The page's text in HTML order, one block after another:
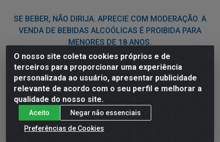
O nosso site coleta cookies próprios e de
terceiros para proporcionar uma experiência
personalizada ao usuário, apresentar publicidade
relevante de acordo com o seu perfil e melhorar a
qualidade do nosso site.
Aceito
Negar não essenciais
Preferências de Cookies
SE BEBER, NÃO DIRIJA. APRECIE COM MODERAÇÃO. A
VENDA DE BEBIDAS ALCOÓLICAS É PROIBIDA PARA
MENORES DE 18 ANOS.
Nordil Distribuidora - Avenida Liberdade, 2738, Bloco F - Sesi -
Bayeux/PB - CEP 58.111-400 - CNPJ 03.775.813/0001-41